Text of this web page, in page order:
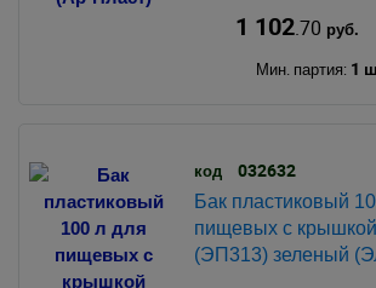
1 102.70 руб.
Мин. партия: 1
код 032632
Бак пластиковый
пищевых с крышкой
(ЭП313) зеленый